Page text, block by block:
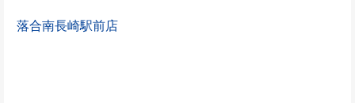
落合南長崎駅前店